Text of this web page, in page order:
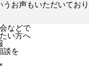
うお声もいただいており
などで
い方へ
談を